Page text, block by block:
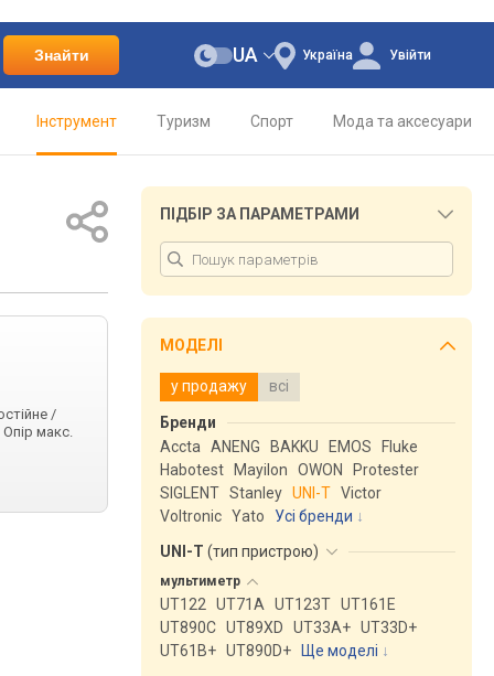
Знайти Україна
UA Увійти
Інструмент Туризм Спорт Мода та аксесуари
/
Опір макс.
ПІДБІР ЗА ПАРАМЕТРАМИ
МОДЕЛІ
у продажу всі
Бренди
Accta
ANENG BAKKU EMOS
Fluke
Habotest
Mayilon OWON
Protester
SIGLENT Stanley UNI-T Victor
Voltronic Yato
Усі бренди
UNI-T (тип пристрою)
мультиметр
UT122 UT71A UT123T UT161E
UT890C UT89XD UT33A+ UT33D+
UT61B+ UT890D+ Ще моделі ↓